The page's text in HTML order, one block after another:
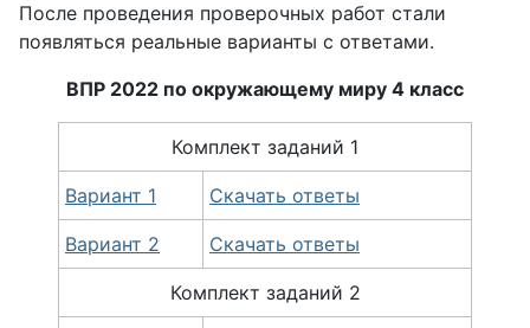
После проведения проверочных работ стали
появляться реальные варианты с ответами.
ВПР 2022 по окружающему миру 4 класс
Комплект заданий 1
Вариант 1 Скачать ответы
Вариант 2 Скачать ответы
Комплект заданий 2